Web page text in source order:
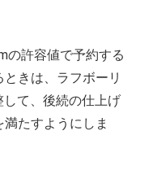
の許容値で予約する
きは、ラフボーリ
して、後続の仕上げ
たすようにしま